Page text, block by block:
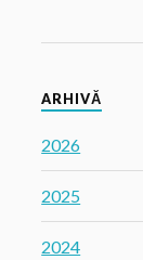
ARHIVĂ
2026
2025
2024